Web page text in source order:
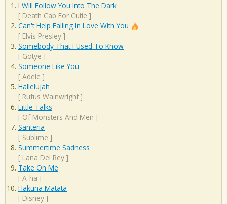
I Will Follow You Into The Dark
[ Death Cab For Cutie ]
Can't Help Falling In Love With You
[ Elvis Presley ]
Somebody That I Used To Know
[ Gotye ]
Someone Like You
[ Adele ]
Hallelujah
[ Rufus Wainwright ]
Little Talks
[ Of Monsters And Men ]
Santeria
[ Sublime ]
Summertime Sadness
[ Lana Del Rey ]
Take On Me
[ A-ha ]
Hakuna Matata
[ Disney ]